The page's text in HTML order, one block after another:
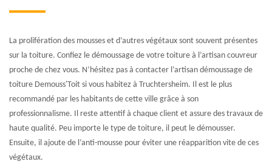
La prolifération des mousses et d’autres végétaux sont souvent présentes
sur la toiture. Confiez le démoussage de votre toiture à l’artisan couvreur
proche de chez vous. N’hésitez pas à contacter l’artisan démoussage de
toiture Demouss'Toit si vous habitez à Truchtersheim. Il est le plus
recommandé par les habitants de cette ville grâce à son
professionnalisme. Il reste attentif à chaque client et assure des travaux de
haute qualité. Peu importe le type de toiture, il peut le démousser.
Ensuite, il ajoute de l’anti-mousse pour éviter une réapparition vite de ces
végétaux.